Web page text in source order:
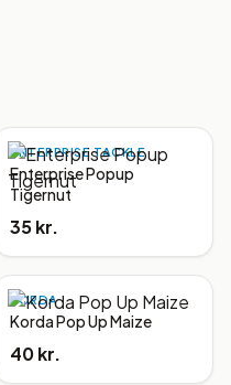
ENTERPRISE TACKLE
Enterprise Popup
Tigernut
35 kr.
KORDA
Korda Pop Up Maize
40 kr.